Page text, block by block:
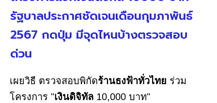
รัฐบาลประกาศชัดเจนเดือนกุมภาพันธ์
2567 กดปุ่ม มีจุดไหนบ้างตรวจสอบ
ด่วน
เผยวิธี ตรวจสอบพิกัดร้านธงฟ้าทั่วไทย ร่วม
โครงการ "เงินดิจิทัล 10,000 บาท"